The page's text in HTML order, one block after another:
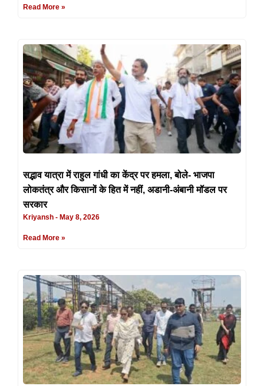
Read More »
सद्भाव यात्रा में राहुल गांधी का केंद्र पर हमला, बोले- भाजपा
लोकतंत्र और किसानों के हित में नहीं, अडानी-अंबानी मॉडल पर
सरकार
Kriyansh May 8, 2026
Read More »